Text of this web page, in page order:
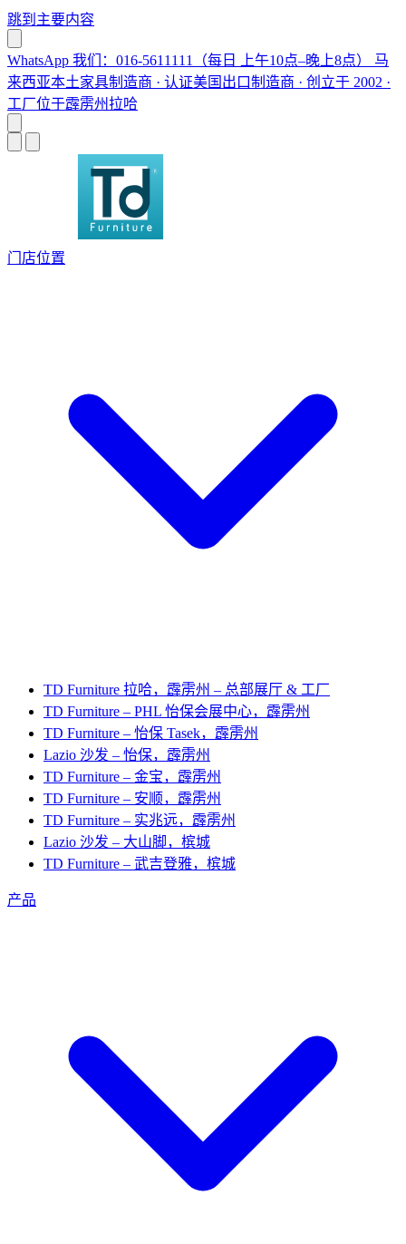
跳到主要内容
WhatsApp 我们：016-5611111（每日 上午10点–晚上8点） 马
来西亚本土家具制造商 · 认证美国出口制造商 · 创立于 2002 ·
工厂位于霹雳州拉哈
门店位置
TD Furniture 拉哈，霹雳州 – 总部展厅 & 工厂
TD Furniture – PHL 怡保会展中心，霹雳州
TD Furniture – 怡保 Tasek，霹雳州
Lazio 沙发 – 怡保，霹雳州
TD Furniture – 金宝，霹雳州
TD Furniture – 安顺，霹雳州
TD Furniture – 实兆远，霹雳州
Lazio 沙发 – 大山脚，槟城
TD Furniture – 武吉登雅，槟城
产品